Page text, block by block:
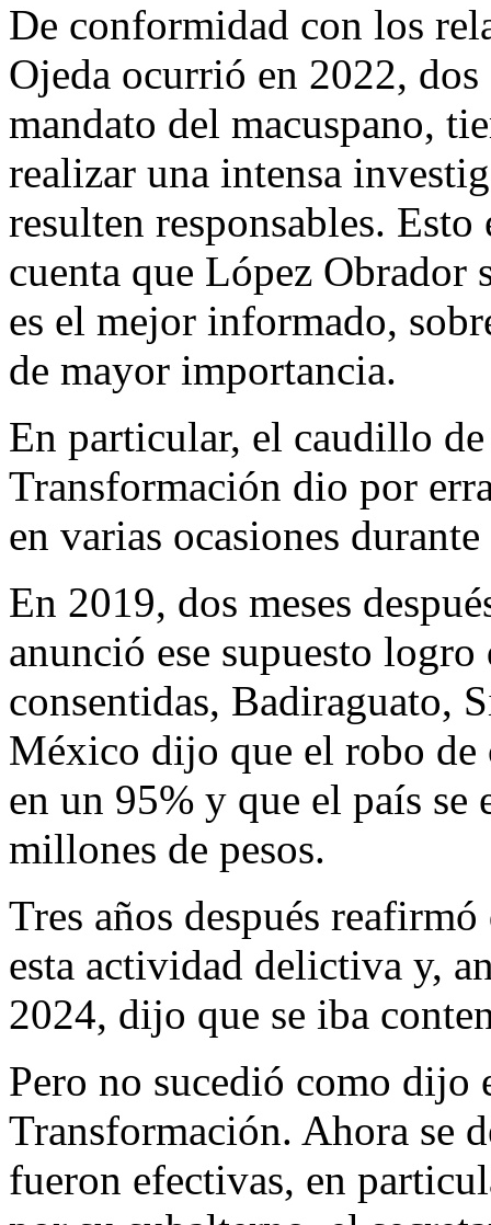
De conformidad con los
Ojeda ocurrió en 2022,
mandato del macuspano,
realizar una intensa
resulten responsables.
cuenta que López Obrador
es el mejor informado,
de mayor importancia.
En particular, el caudillo
Transformación dio por
en varias ocasiones
En 2019, dos meses
anunció ese supuesto logro
consentidas, Badiraguato,
México dijo que el robo de
en un 95% y que el país se
millones de pesos.
Tres años después
esta actividad delictiva y,
2024, dijo que se iba
Pero no sucedió como dijo
Transformación. Ahora se
fueron efectivas, en